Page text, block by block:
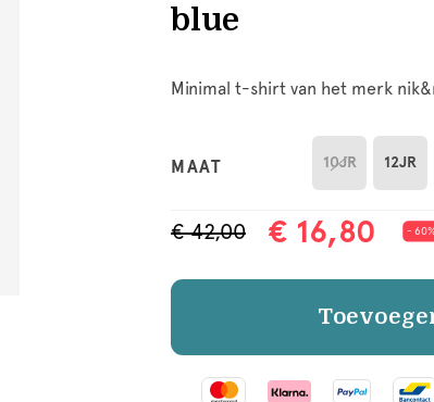
blue
Minimal t-shirt van het merk
MAAT 10JR 12JR
€ 42,00 € 16,80 -